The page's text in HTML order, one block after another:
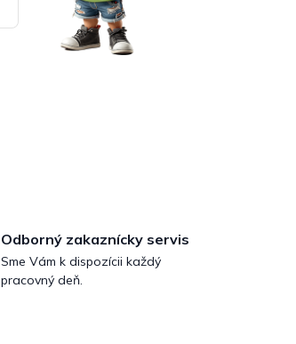
Odborný zakaznícky servis
Sme Vám k dispozícii každý
pracovný deň.